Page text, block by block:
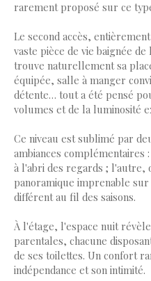
rarement proposé sur ce
Le second accès,
vaste pièce de vie baignée
trouve naturellement sa
équipée, salle à manger
détente… tout a été pensé
volumes et de la luminosité
Ce niveau est sublimé par
ambiances
à l'abri des regards ; l'autre,
panoramique imprenable
différent au fil des saisons.
À l'étage, l'espace nuit
parentales, chacune
de ses toilettes. Un confort
indépendance et son intimité.